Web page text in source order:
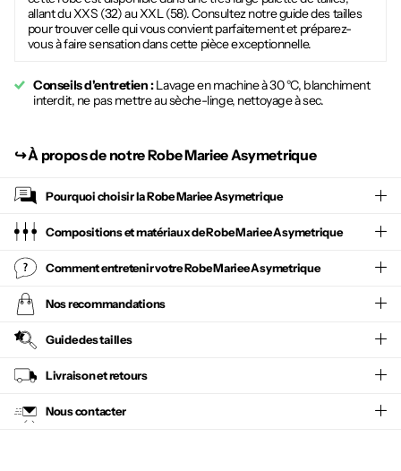
allant du XXS (32) au XXL (58). Consultez notre guide des tailles
pour trouver celle qui vous convient parfaitement et préparez-
vous à faire sensation dans cette pièce exceptionnelle.
Conseils d'entretien :Lavage en machine à 30 °C, blanchiment
interdit, ne pas mettre au sèche-linge, nettoyage à sec.
↪︎À propos de notre Robe Mariee Asymetrique
Pourquoi choisir laRobe Mariee Asymetrique
Compositions et matériaux de Robe Mariee Asymetrique
Comment entretenir votreRobe Mariee Asymetrique
Nos recommandations
Guide des tailles
Livraison et retours
Nous contacter